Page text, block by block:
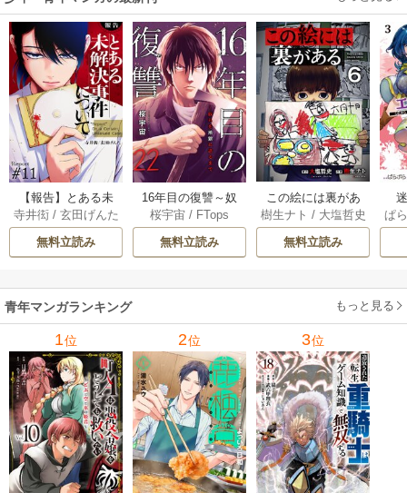
【報告】とある未
解決事件について 1
1巻
寺井衒/ 玄田げんた
無料立読み
16年目の復讐～奴
らを地獄に送るま
で 22巻
桜宇宙 / FTops
無料立読み
この絵には裏があ
る 6巻
樹生ナト / 大塩哲史
無料立読み
ぱ
青年マンガランキング もっと見る
1位 2位 3位